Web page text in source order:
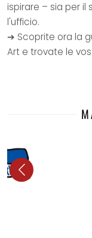
ispirare – sia per
l'ufficio.
➔ Scoprite ora la
Art e trovate le